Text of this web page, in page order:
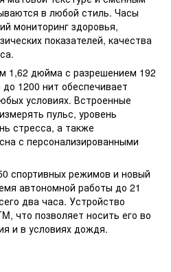
в любой стиль. Часы
мониторинг здоровья,
показателей, качества
1,62 дюйма с разрешением 192
1200 нит обеспечивает
условиях. Встроенные
пульс, уровень
стресса, а также
с персонализированными
спортивных режимов и новый
автономной работы до 21
два часа. Устройство
что позволяет носить его во
и в условиях дождя.